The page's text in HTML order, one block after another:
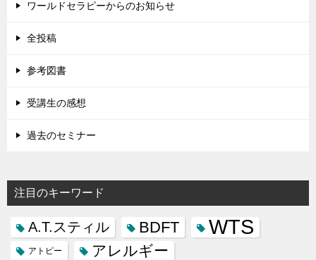
ワールドセラピーからのお知らせ
全投稿
参考図書
受講生の感想
過去のセミナー
注目のキーワード
A.T.スティル BDFT WTS
アトピー アレルギー